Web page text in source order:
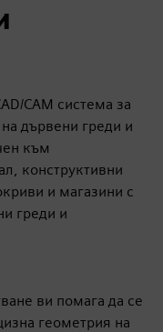
CAM система за
дървени греди и
към
конструктивни
и магазини с
греди и
ви помага да се
геометрия на